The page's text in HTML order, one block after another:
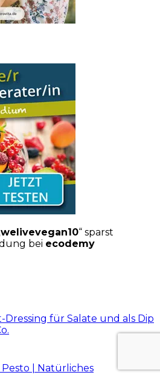
welivevegan10“ sparst
bei ecodemy
Dressing für Salate und als Dip
| Natürliches